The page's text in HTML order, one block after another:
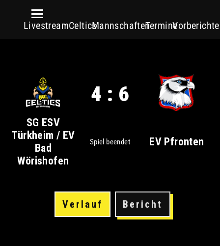
LivestreamCelticsMannschaftenTermineVorberichte
4 : 6
SG ESV
Türkheim / EV
Bad
Wörishofen
Spiel beendet EV Pfronten
Verlauf Bericht